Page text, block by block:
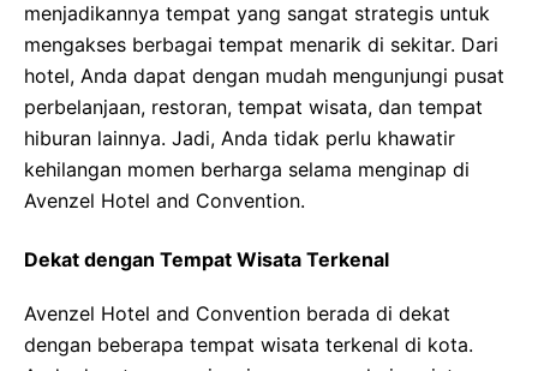
menjadikannya tempat yang sangat strategis untuk
mengakses berbagai tempat menarik di sekitar. Dari
hotel, Anda dapat dengan mudah mengunjungi pusat
perbelanjaan, restoran, tempat wisata, dan tempat
hiburan lainnya. Jadi, Anda tidak perlu khawatir
kehilangan momen berharga selama menginap di
Avenzel Hotel and Convention.
Dekat dengan Tempat Wisata Terkenal
Avenzel Hotel and Convention berada di dekat
dengan beberapa tempat wisata terkenal di kota.